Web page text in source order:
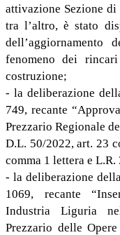
attivazione Sezione
tra l’altro, è stato
dell’aggiornamento
fenomeno dei
costruzione;
- la deliberazione
749, recante
Prezzario Regionale
D.L. 50/2022, art. 23
comma 1 lettera e L.R.
- la deliberazione
1069, recante
Industria Liguria
Prezzario delle